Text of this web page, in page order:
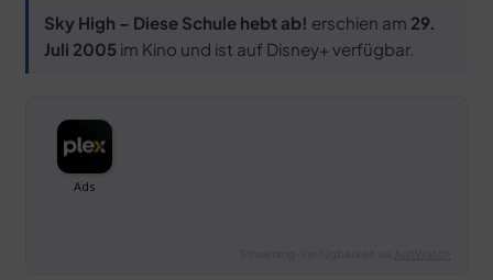
Sky High – Diese Schule hebt ab! erschien am 29.
Juli 2005im Kino und ist auf Disney+ verfügbar.